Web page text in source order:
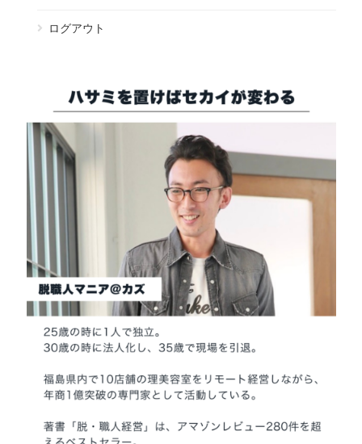
ログアウト